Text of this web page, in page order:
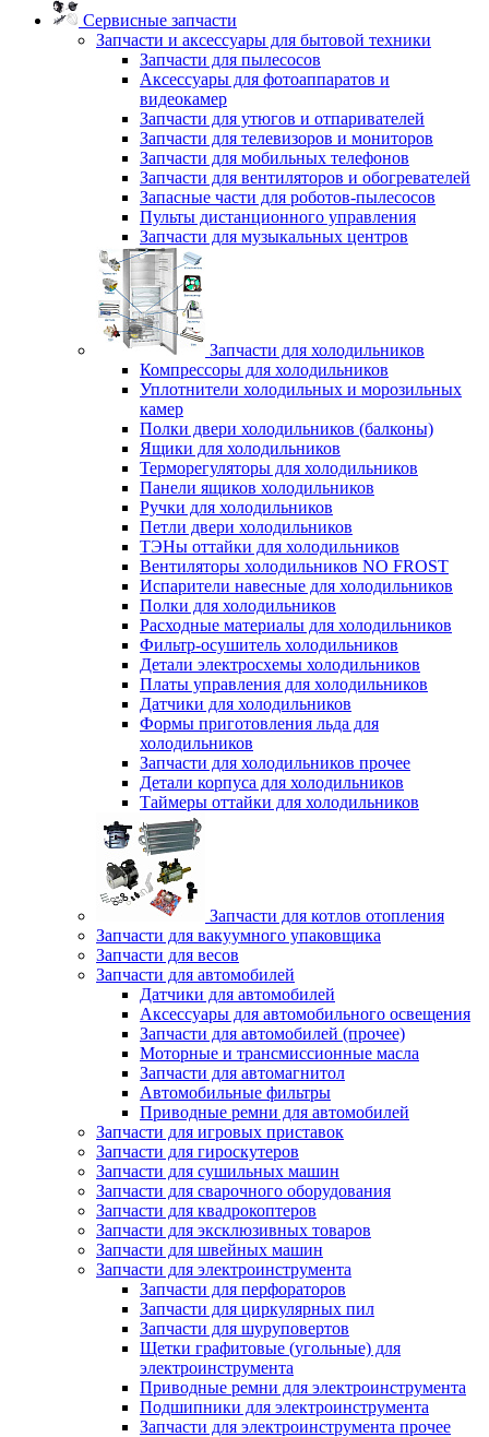
Сервисные запчасти
Запчасти и аксессуары для бытовой техники
Запчасти для пылесосов
Аксессуары для фотоаппаратов и
видеокамер
Запчасти для утюгов и отпаривателей
Запчасти для телевизоров и мониторов
Запчасти для мобильных телефонов
Запчасти для вентиляторов и обогревателей
Запасные части для роботов-пылесосов
Пульты дистанционного управления
Запчасти для музыкальных центров
Запчасти для холодильников
Компрессоры для холодильников
Уплотнители холодильных и морозильных
камер
Полки двери холодильников (балконы)
Ящики для холодильников
Терморегуляторы для холодильников
Панели ящиков холодильников
Ручки для холодильников
Петли двери холодильников
ТЭНы оттайки для холодильников
Вентиляторы холодильников NO FROST
Испарители навесные для холодильников
Полки для холодильников
Расходные материалы для холодильников
Фильтр-осушитель холодильников
Детали электросхемы холодильников
Платы управления для холодильников
Датчики для холодильников
Формы приготовления льда для
холодильников
Запчасти для холодильников прочее
Детали корпуса для холодильников
Таймеры оттайки для холодильников
Запчасти для котлов отопления
Запчасти для вакуумного упаковщика
Запчасти для весов
Запчасти для автомобилей
Датчики для автомобилей
Аксессуары для автомобильного освещения
Запчасти для автомобилей (прочее)
Моторные и трансмиссионные масла
Запчасти для автомагнитол
Автомобильные фильтры
Приводные ремни для автомобилей
Запчасти для игровых приставок
Запчасти для гироскутеров
Запчасти для сушильных машин
Запчасти для сварочного оборудования
Запчасти для квадрокоптеров
Запчасти для эксклюзивных товаров
Запчасти для швейных машин
Запчасти для электроинструмента
Запчасти для перфораторов
Запчасти для циркулярных пил
Запчасти для шуруповертов
Щетки графитовые (угольные) для
электроинструмента
Приводные ремни для электроинструмента
Подшипники для электроинструмента
Запчасти для электроинструмента прочее